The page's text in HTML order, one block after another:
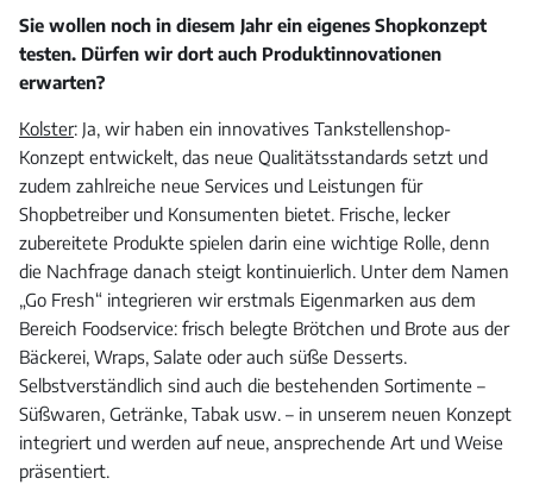
Sie wollen noch in diesem Jahr ein eigenes Shopkonzept
testen. Dürfen wir dort auch Produktinnovationen
erwarten?
Kolster: Ja, wir haben ein innovatives Tankstellenshop-
Konzept entwickelt, das neue Qualitätsstandards setzt und
zudem zahlreiche neue Services und Leistungen für
Shopbetreiber und Konsumenten bietet. Frische, lecker
zubereitete Produkte spielen darin eine wichtige Rolle, denn
die Nachfrage danach steigt kontinuierlich. Unter dem Namen
„Go Fresh“ integrieren wir erstmals Eigenmarken aus dem
Bereich Foodservice: frisch belegte Brötchen und Brote aus der
Bäckerei, Wraps, Salate oder auch süße Desserts.
Selbstverständlich sind auch die bestehenden Sortimente –
Süßwaren, Getränke, Tabak usw. – in unserem neuen Konzept
integriert und werden auf neue, ansprechende Art und Weise
präsentiert.